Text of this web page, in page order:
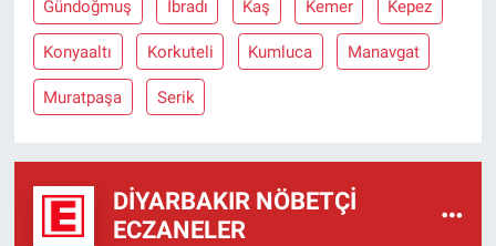
Gündoğmuş İbradı Kaş Kemer Kepez
Konyaaltı Korkuteli Kumluca Manavgat
Muratpaşa Serik
DIYARBAKIR NÖBETÇI
ECZANELER